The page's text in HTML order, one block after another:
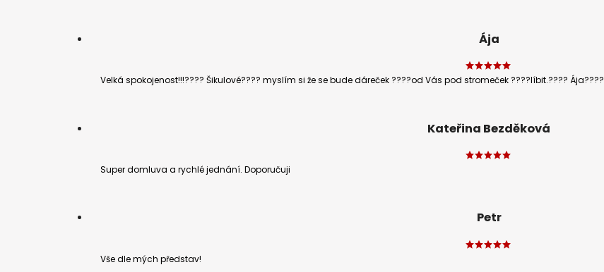
Ája
Velká spokojenost!!!???? Šikulové???? myslím si že se bude dáreček ????od Vás pod stromeček ????líbit.???? Ája????
Kateřina Bezděková
Super domluva a rychlé jednání. Doporučuji
Petr
Vše dle mých představ!